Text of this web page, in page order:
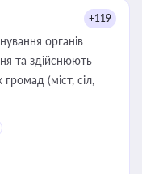
+119
органів
та здійснюють
громад (міст, сіл,